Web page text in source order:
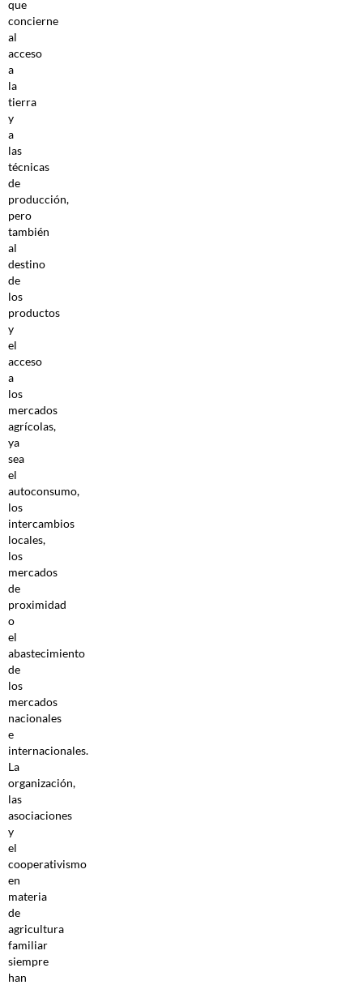
que
concierne
al
acceso
a
la
tierra
y
a
las
técnicas
de
producción,
pero
también
al
destino
de
los
productos
y
el
acceso
a
los
mercados
agrícolas,
ya
sea
el
autoconsumo,
los
intercambios
locales,
los
mercados
de
proximidad
o
el
abastecimiento
de
los
mercados
nacionales
e
internacionales.
La
organización,
las
asociaciones
y
el
cooperativismo
en
materia
de
agricultura
familiar
siempre
han